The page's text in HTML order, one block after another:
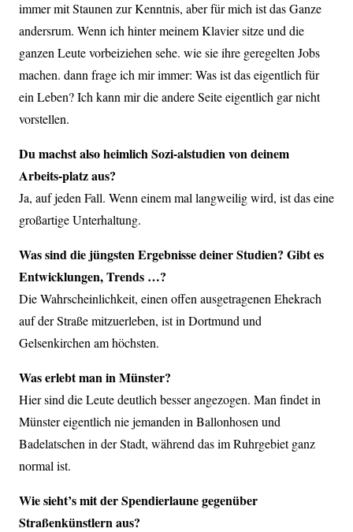
immer mit Staunen zur Kenntnis, aber für mich ist das Ganze
andersrum. Wenn ich hinter meinem Klavier sitze und die
ganzen Leute vorbeiziehen sehe. wie sie ihre geregelten Jobs
machen. dann frage ich mir immer: Was ist das eigentlich für
ein Leben? Ich kann mir die andere Seite eigentlich gar nicht
vorstellen.
Du machst also heimlich Sozi-alstudien von deinem
Arbeits-platz aus?
Ja, auf jeden Fall. Wenn einem mal langweilig wird, ist das eine
großartige Unterhaltung.
Was sind die jüngsten Ergebnisse deiner Studien? Gibt es
Entwicklungen, Trends …?
Die Wahrscheinlichkeit, einen offen ausgetragenen Ehekrach
auf der Straße mitzuerleben, ist in Dortmund und
Gelsenkirchen am höchsten.
Was erlebt man in Münster?
Hier sind die Leute deutlich besser angezogen. Man findet in
Münster eigentlich nie jemanden in Ballonhosen und
Badelatschen in der Stadt, während das im Ruhrgebiet ganz
normal ist.
Wie sieht’s mit der Spendierlaune gegenüber
Straßenkünstlern aus?